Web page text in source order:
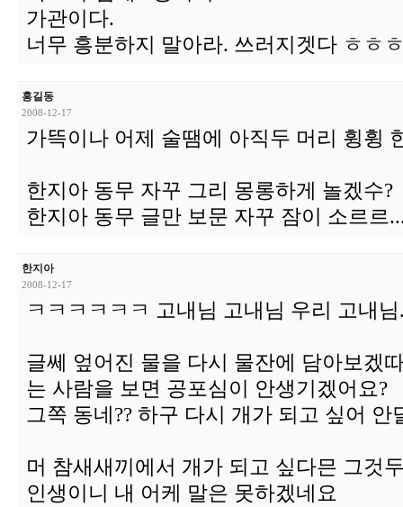
가관이다.
너무 흥분하지 말아라. 쓰러지겟다 ㅎㅎ
홍길동
2008-12-17
가뜩이나 어제 술땜에 아직두 머리 휭휭
한지아 동무 자꾸 그리 몽롱하게 놀겠수?
한지아 동무 글만 보문 자꾸 잠이 소르르
한지아
2008-12-17
ㅋㅋㅋㅋㅋㅋ 고내님 고내님 우리 고내님
글쎄 엎어진 물을 다시 물잔에 담아보겠
는 사람을 보면 공포심이 안생기겠어요?
그쪽 동네?? 하구 다시 개가 되고 싶어 안
머 참새새끼에서 개가 되고 싶다믄 그것
인생이니 내 어케 말은 못하겠네요